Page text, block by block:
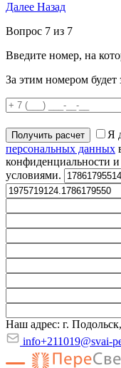
Далее Назад
Вопрос 7 из 7
Введите номер, на
За этим номером будет
Я
персональных данных
конфиденциальности
условиями.
Наш адрес: г.
info+211019@svai-